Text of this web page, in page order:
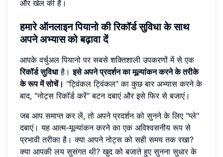
और खेल की है।
हमारे ऑनलाइन पियानो की रिकॉर्ड सुविधा के साथ
अपने अभ्यास को बढ़ावा दें
आपके वर्चुअल पियानो पर सबसे शक्तिशाली उपकरणों में से एक
रिकॉर्ड सुविधाहै।इसे अपने प्रदर्शन का मूल्यांकन करने के तरीके
के रूप में सोचें। "ट्विंकल ट्विंकल" का कुछ बार अभ्यास करने के
बाद, "नोट्स रिकॉर्ड करें" बटन दबाएं और इसे फिर से बजाएं।
जब आप समाप्त कर लें, तो अपने प्रदर्शन को सुनने के लिए "प्ले"
दबाएं। यह आत्म-मूल्यांकन करने का एक अविश्वसनीय रूप से
प्रभावी तरीका है। क्या आपने नोट्स को सही समय तक रखा?
क्या आपकी लय सुसंगत थी? खुद को बजाते हुए सुनना सुधार के